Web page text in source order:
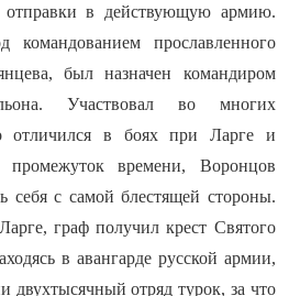
в действующую армию.
командованием прославленного
был назначен командиром
Участвовал во многих
отличился в боях при Ларге и
времени, Воронцов
себя с самой блестящей стороны.
граф получил крест Святого
в авангарде русской армии,
двухтысячный отряд турок, за что